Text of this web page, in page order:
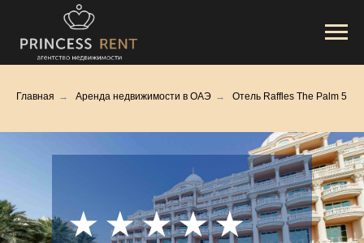
Главная → Аренда недвижимости в ОАЭ → Отель Raffles The Palm 5
★ ★ ★ ★ ★